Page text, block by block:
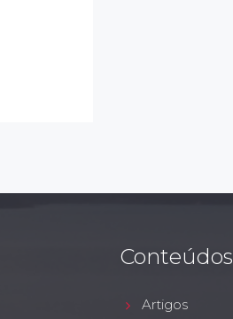
Conteúdos
Artigos